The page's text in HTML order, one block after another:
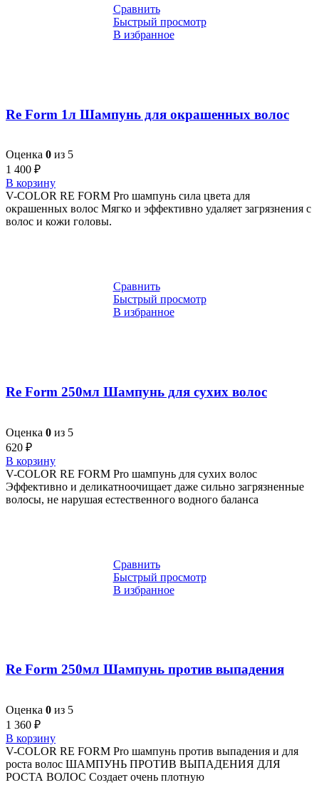
Сравнить
Быстрый просмотр
В избранное
Re Form 1л Шампунь для окрашенных волос
Оценка 0 из 5
1 400 ₽
В корзину
V-COLOR RE FORM Pro шампунь сила цвета для
окрашенных волос Мягко и эффективно удаляет загрязнения с
волос и кожи головы.
Сравнить
Быстрый просмотр
В избранное
Re Form 250мл Шампунь для сухих волос
Оценка 0 из 5
620 ₽
В корзину
V-COLOR RE FORM Pro шампунь для сухих волос
Эффективно и деликатноочищает даже сильно загрязненные
волосы, не нарушая естественного водного баланса
Сравнить
Быстрый просмотр
В избранное
Re Form 250мл Шампунь против выпадения
Оценка 0 из 5
1 360 ₽
В корзину
V-COLOR RE FORM Pro шампунь против выпадения и для
роста волос ШАМПУНЬ ПРОТИВ ВЫПАДЕНИЯ ДЛЯ
РОСТА ВОЛОС Создает очень плотную